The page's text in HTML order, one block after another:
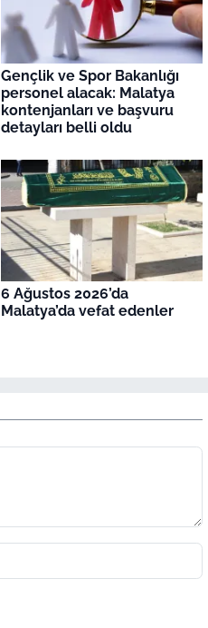
Gençlik ve Spor Bakanlığı
personel alacak: Malatya
kontenjanları ve başvuru
detayları belli oldu
6 Ağustos 2026’da
Malatya’da vefat edenler